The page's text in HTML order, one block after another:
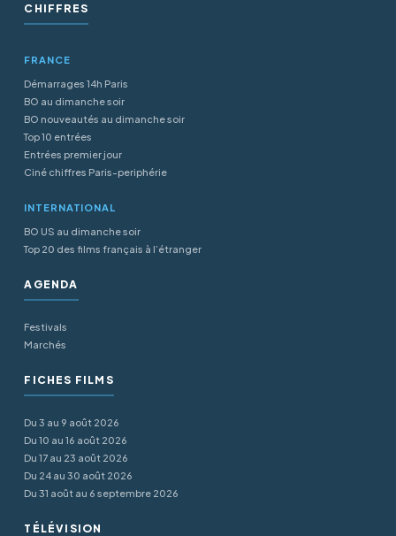
CHIFFRES
FRANCE
Démarrages 14h Paris
BO au dimanche soir
BO nouveautés au dimanche soir
Top 10 entrées
Entrées premier jour
Ciné chiffres Paris-periphérie
INTERNATIONAL
BO US au dimanche soir
Top 20 des films français à l’étranger
AGENDA
Festivals
Marchés
FICHES FILMS
Du 3 au 9 août 2026
Du 10 au 16 août 2026
Du 17 au 23 août 2026
Du 24 au 30 août 2026
Du 31 août au 6 septembre 2026
TÉLÉVISION